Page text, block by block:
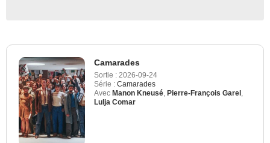
Camarades
Sortie : 2026-09-24
Série : Camarades
Avec Manon Kneusé, Pierre-François Garel,
Lulja Comar